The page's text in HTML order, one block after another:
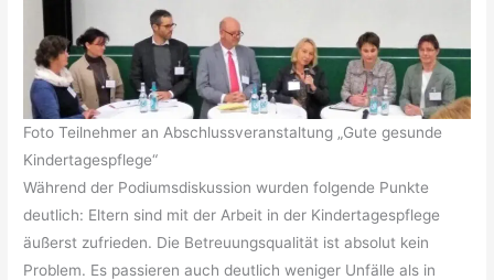
Foto Teilnehmer an Abschlussveranstaltung „Gute gesunde
Kindertagespflege“
Während der Podiumsdiskussion wurden folgende Punkte
deutlich: Eltern sind mit der Arbeit in der Kindertagespflege
äußerst zufrieden. Die Betreuungsqualität ist absolut kein
Problem. Es passieren auch deutlich weniger Unfälle als in